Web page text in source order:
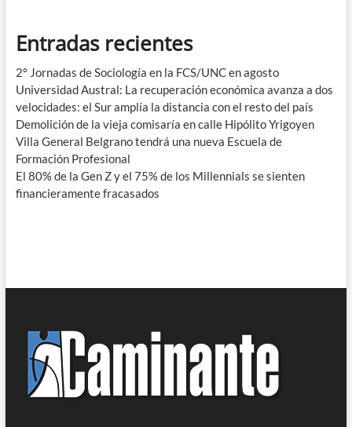
Entradas recientes
2° Jornadas de Sociología en la FCS/UNC en agosto
Universidad Austral: La recuperación económica avanza a dos
velocidades: el Sur amplía la distancia con el resto del país
Demolición de la vieja comisaría en calle Hipólito Yrigoyen
Villa General Belgrano tendrá una nueva Escuela de
Formación Profesional
El 80% de la Gen Z y el 75% de los Millennials se sienten
financieramente fracasados